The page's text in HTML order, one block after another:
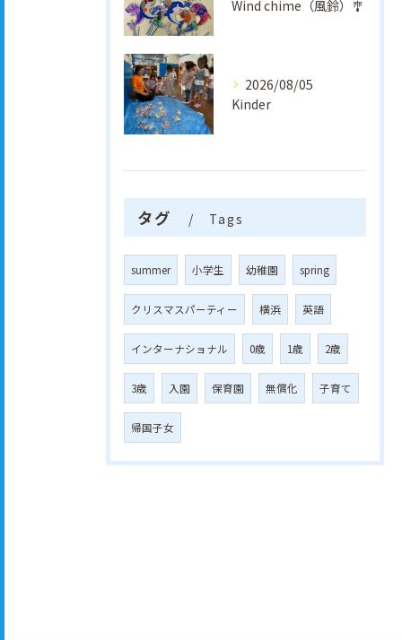
Wind chime（風鈴）🎐
2026/08/05
Kinder
タグ Tags
summer 小学生 幼稚園 spring
クリスマスパーティー 横浜 英語
インターナショナル 0歳 1歳 2歳
3歳 入園 保育園 無償化 子育て
帰国子女